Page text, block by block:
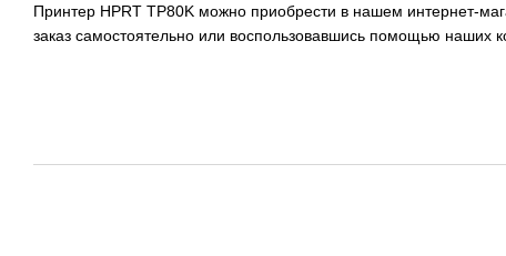
Принтер HPRT TP80K можно приобрести в нашем интернет-
заказ самостоятельно или воспользовавшись помощью наших